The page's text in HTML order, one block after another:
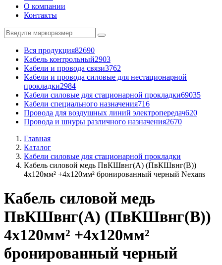
О компании
Контакты
Вся продукция82690
Кабель контрольный2903
Кабели и провода связи3762
Кабели и провода силовые для нестационарной
прокладки2984
Кабели силовые для стационарной прокладки69035
Кабели специального назначения716
Провода для воздушных линий электропередач620
Провода и шнуры различного назначения2670
Главная
Каталог
Кабели силовые для стационарной прокладки
Кабель силовой медь ПвКШвнг(А) (ПвКШвнг(B))
4x120мм² +4x120мм² бронированный черный Nexans
Кабель силовой медь
ПвКШвнг(А) (ПвКШвнг(B))
4x120мм² +4x120мм²
бронированный черный